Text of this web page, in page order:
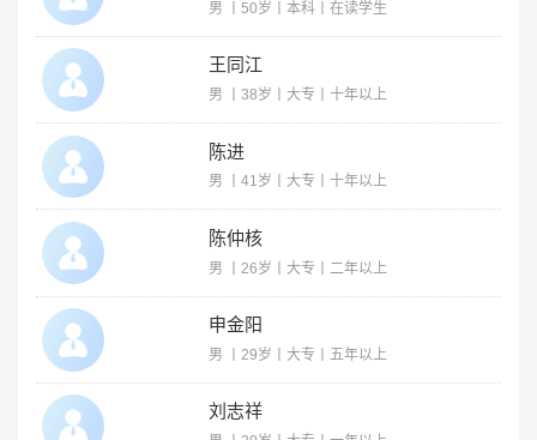
男 丨50岁丨本科丨在读学生
王同江
男 丨38岁丨大专丨十年以上
陈进
男 丨41岁丨大专丨十年以上
陈仲核
男 丨26岁丨大专丨二年以上
申金阳
男 丨29岁丨大专丨五年以上
刘志祥